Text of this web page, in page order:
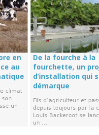
en
au
climat
son
un
De la fourche à la
fourchette, un
d’installation qui
démarque
Fils d’agriculteur et
depuis toujours par la
Louis Backeroot se
un ...